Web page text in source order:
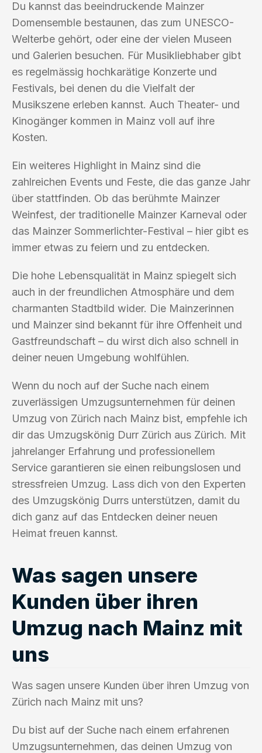
Du kannst das beeindruckende Mainzer
Domensemble bestaunen, das zum UNESCO-
Welterbe gehört, oder eine der vielen Museen
und Galerien besuchen. Für Musikliebhaber gibt
es regelmässig hochkarätige Konzerte und
Festivals, bei denen du die Vielfalt der
Musikszene erleben kannst. Auch Theater- und
Kinogänger kommen in Mainz voll auf ihre
Kosten.
Ein weiteres Highlight in Mainz sind die
zahlreichen Events und Feste, die das ganze Jahr
über stattfinden. Ob das berühmte Mainzer
Weinfest, der traditionelle Mainzer Karneval oder
das Mainzer Sommerlichter-Festival – hier gibt es
immer etwas zu feiern und zu entdecken.
Die hohe Lebensqualität in Mainz spiegelt sich
auch in der freundlichen Atmosphäre und dem
charmanten Stadtbild wider. Die Mainzerinnen
und Mainzer sind bekannt für ihre Offenheit und
Gastfreundschaft – du wirst dich also schnell in
deiner neuen Umgebung wohlfühlen.
Wenn du noch auf der Suche nach einem
zuverlässigen Umzugsunternehmen für deinen
Umzug von Zürich nach Mainz bist, empfehle ich
dir das Umzugskönig Durr Zürich aus Zürich. Mit
jahrelanger Erfahrung und professionellem
Service garantieren sie einen reibungslosen und
stressfreien Umzug. Lass dich von den Experten
des Umzugskönig Durrs unterstützen, damit du
dich ganz auf das Entdecken deiner neuen
Heimat freuen kannst.
Was sagen unsere
Kunden über ihren
Umzug nach Mainz mit
uns
Was sagen unsere Kunden über ihren Umzug von
Zürich nach Mainz mit uns?
Du bist auf der Suche nach einem erfahrenen
Umzugsunternehmen, das deinen Umzug von